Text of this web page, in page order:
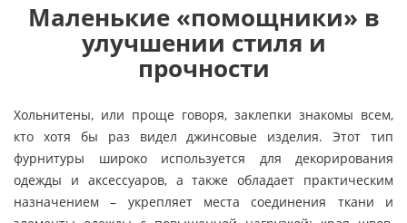
Маленькие «помощники» в
улучшении стиля и
прочности
Хольнитены, или проще говоря, заклепки знакомы всем,
кто хотя бы раз видел джинсовые изделия. Этот тип
фурнитуры широко используется для декорирования
одежды и аксессуаров, а также обладает практическим
назначением – укрепляет места соединения ткани и